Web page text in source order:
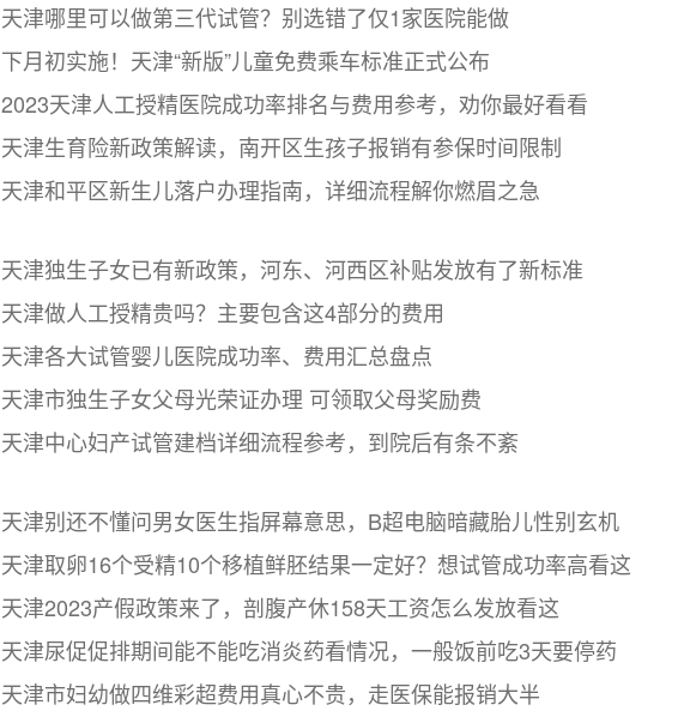
天津哪里可以做第三代试管？别选错了仅1家医院能做
下月初实施！天津“新版”儿童免费乘车标准正式公布
2023天津人工授精医院成功率排名与费用参考，劝你最好看看
天津生育险新政策解读，南开区生孩子报销有参保时间限制
天津和平区新生儿落户办理指南，详细流程解你燃眉之急
天津独生子女已有新政策，河东、河西区补贴发放有了新标准
天津做人工授精贵吗？主要包含这4部分的费用
天津各大试管婴儿医院成功率、费用汇总盘点
天津市独生子女父母光荣证办理 可领取父母奖励费
天津中心妇产试管建档详细流程参考，到院后有条不紊
天津别还不懂问男女医生指屏幕意思，B超电脑暗藏胎儿性别玄机
天津取卵16个受精10个移植鲜胚结果一定好？想试管成功率高看这
天津2023产假政策来了，剖腹产休158天工资怎么发放看这
天津尿促促排期间能不能吃消炎药看情况，一般饭前吃3天要停药
天津市妇幼做四维彩超费用真心不贵，走医保能报销大半